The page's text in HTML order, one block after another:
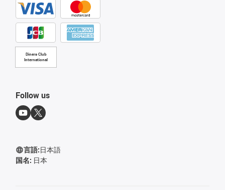
Diners Club
International
Follow us
言語:日本語
国名: 日本